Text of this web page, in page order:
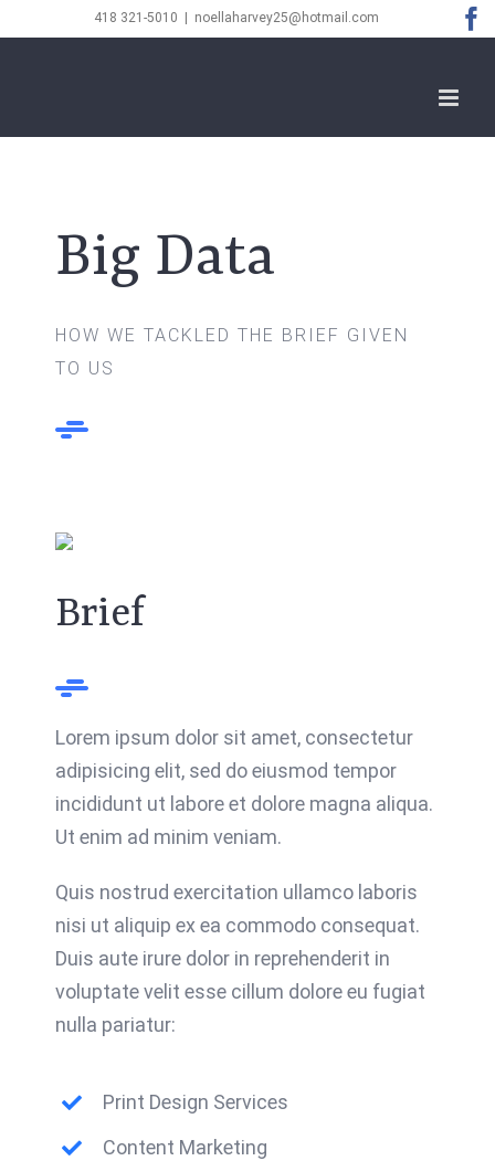
418 321-5010 noellaharvey25@hotmail.com
Big Data
HOW WE TACKLED THE BRIEF GIVEN
TO US
Brief
Lorem ipsum dolor sit amet, consectetur
adipisicing elit, sed do eiusmod tempor
incididunt ut labore et dolore magna aliqua.
Ut enim ad minim veniam.
Quis nostrud exercitation ullamco laboris
nisi ut aliquip ex ea commodo consequat.
Duis aute irure dolor in reprehenderit in
voluptate velit esse cillum dolore eu fugiat
nulla pariatur:
Print Design Services
Content Marketing